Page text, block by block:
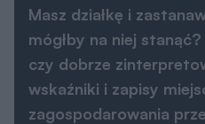
Masz działkę i
mógłby na niej
czy dobrze
wskaźniki i zapisy
zagospodarowania